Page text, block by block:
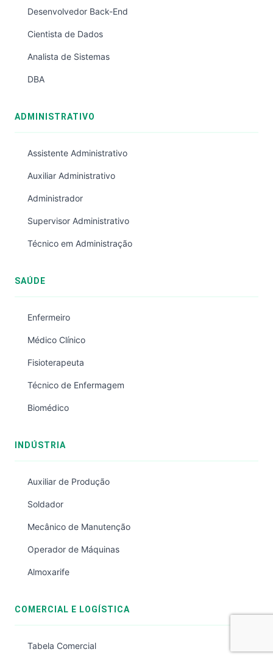
Desenvolvedor Back-End
Cientista de Dados
Analista de Sistemas
DBA
ADMINISTRATIVO
Assistente Administrativo
Auxiliar Administrativo
Administrador
Supervisor Administrativo
Técnico em Administração
SAÚDE
Enfermeiro
Médico Clínico
Fisioterapeuta
Técnico de Enfermagem
Biomédico
INDÚSTRIA
Auxiliar de Produção
Soldador
Mecânico de Manutenção
Operador de Máquinas
Almoxarife
COMERCIAL E LOGÍSTICA
Tabela Comercial